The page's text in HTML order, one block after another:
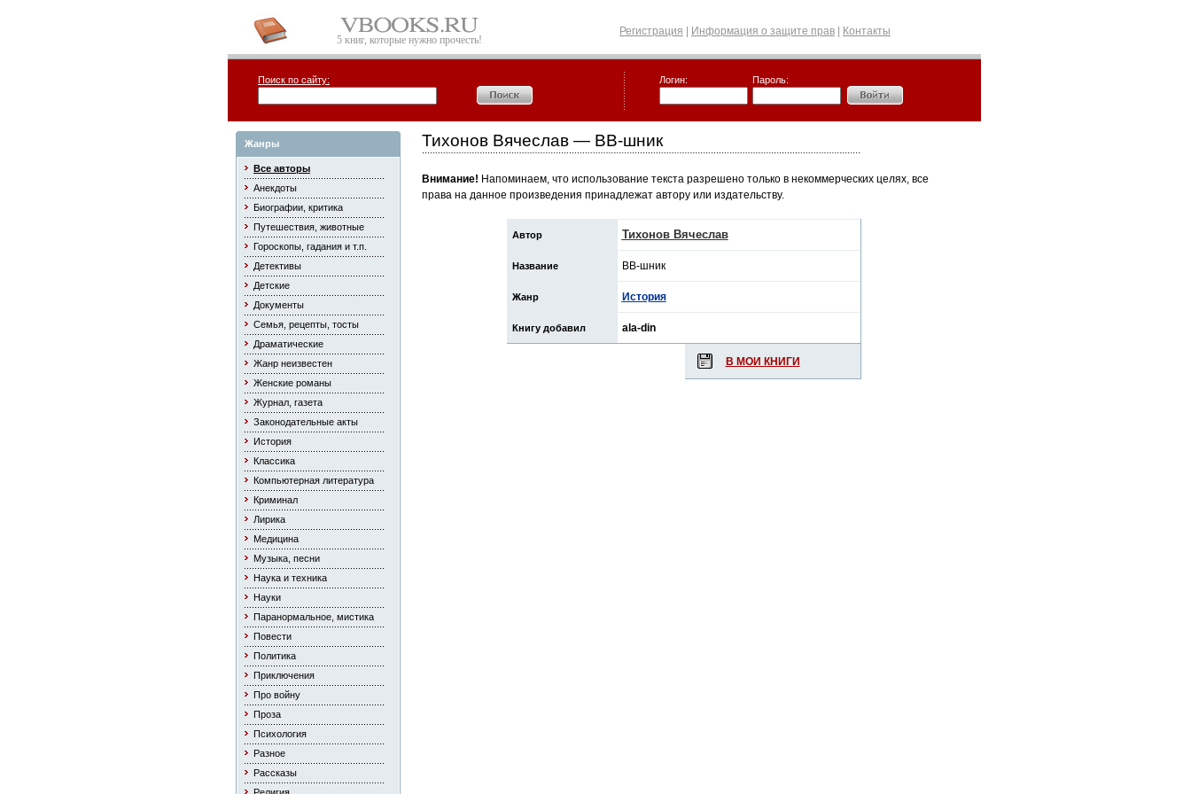
5 книг, которые нужно прочесть!
Регистрация Информация о защите прав Контакты
Поиск по сайту: Логин: Пароль:
Жанры
Все авторы
Анекдоты
Биографии, критика
Путешествия, животные
Гороскопы, гадания и т.п.
Детективы
Детские
Документы
Семья, рецепты, тосты
Драматические
Жанр неизвестен
Женские романы
Журнал, газета
Законодательные акты
История
Классика
Компьютерная литература
Криминал
Лирика
Медицина
Музыка, песни
Наука и техника
Науки
Паранормальное, мистика
Повести
Политика
Приключения
Про войну
Проза
Психология
Разное
Рассказы
Тихонов Вячеслав — ВВ-шник
Внимание! Напоминаем, что использование текста разрешено только в некоммерческих целях, все
права на данное произведения принадлежат автору или издательству.
Автор Тихонов Вячеслав
Название ВВ-шник
Жанр История
Книгу добавил ala-din
В МОИ КНИГИ